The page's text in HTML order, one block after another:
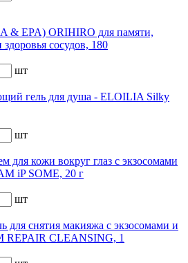
& EPA) ORIHIRO для памяти,
сосудов, 180
шт
гель для душа - ELOILIA Silky
шт
для кожи вокруг глаз с экзосомами
iP SOME, 20 г
шт
для снятия макияжа с экзосомами и
REPAIR CLEANSING, 1